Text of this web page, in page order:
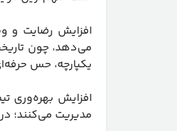
افزایش رضایت و
می‌دهد، چون
یکپارچه، حس
افزایش بهره‌وری
مدیریت می‌کنند؛